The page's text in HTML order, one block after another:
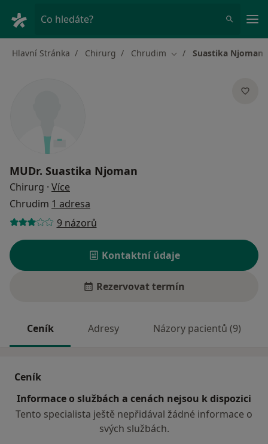
Co hledáte?
Hlavní Stránka Chirurg Chrudim Změna města
Suastika Njoman
MUDr. Suastika Njoman
Chirurg · Více
Chrudim 1 adresa
9 názorů
Kontaktní údaje
Rezervovat termín
Ceník Adresy Názory pacientů (9)
Ceník
Informace o službách a cenách nejsou k dispozici
Tento specialista ještě nepřidával žádné informace o
svých službách.